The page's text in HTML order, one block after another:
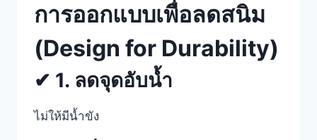
การออกแบบเพื่อลดสนิม
(Design for Durability)
✔ 1. ลดจุดอับน้ำ
ไม่ให้มีน้ำขัง